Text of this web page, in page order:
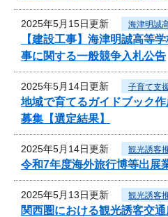
2025年5月15日更新 海津明誠
【建設工事】海津明誠高等
事に関する一般競争入札公告
2025年5月14日更新 子育て支
地域で育てるガイドブック
募集【選定結果】
2025年5月14日更新 観光誘客
令和7年度海外旅行博等出展
2025年5月13日更新 観光誘客
関西圏における観光誘客交